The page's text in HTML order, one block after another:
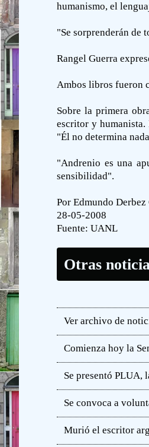
humanismo, el
"Se sorprenderán de
Rangel Guerra
Ambos libros fueron
Sobre la primera
escritor y humanista.
"Él no determina
"Andrenio es una
sensibilidad".
Por Edmundo Derbez
28-05-2008
Fuente: UANL
Otras
Ver archivo de
Comienza hoy la
Se presentó
Se convoca a
Murió el escritor